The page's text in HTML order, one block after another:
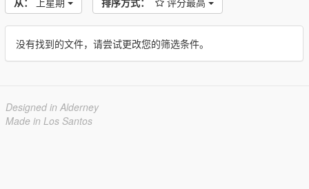
没有找到的文件，请尝试更改您的筛选条件。
Designed in Alderney
Made in Los Santos